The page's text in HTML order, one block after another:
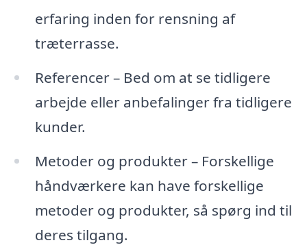
erfaring inden for rensning af
træterrasse.
Referencer – Bed om at se tidligere
arbejde eller anbefalinger fra tidligere
kunder.
Metoder og produkter – Forskellige
håndværkere kan have forskellige
metoder og produkter, så spørg ind til
deres tilgang.